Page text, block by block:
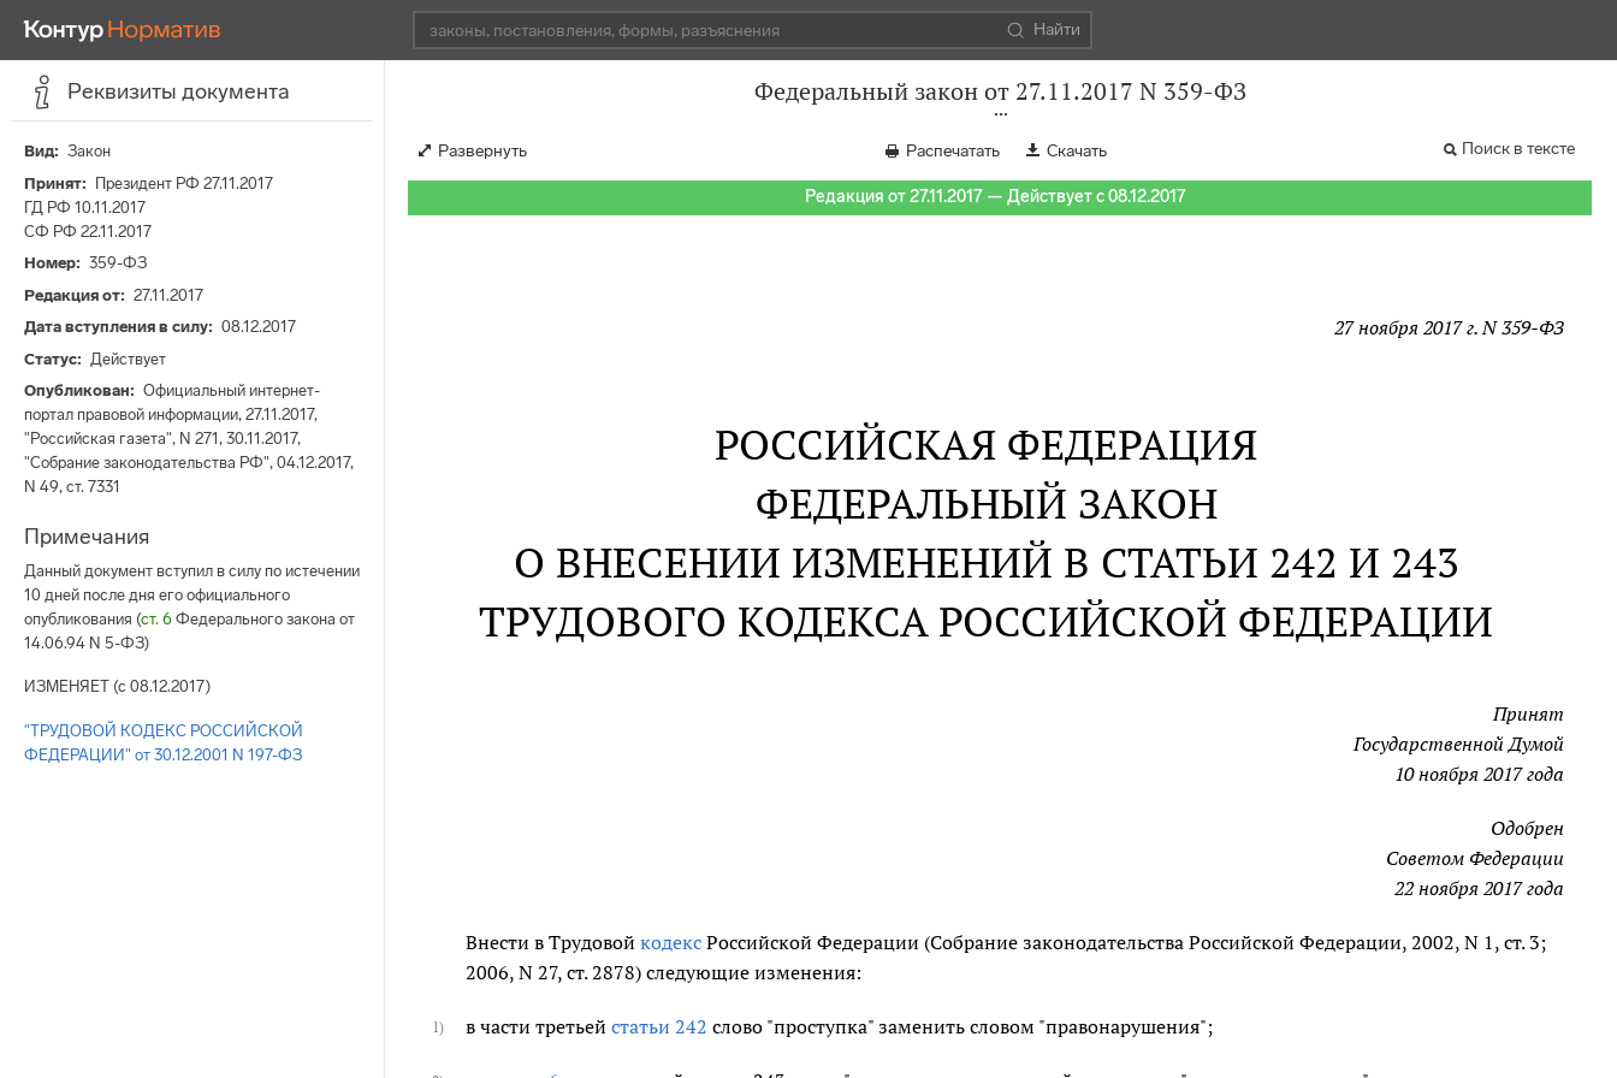
Найти
Реквизиты документа
Вид
Закон
Принят
Президент РФ 27.11.2017
ГД РФ 10.11.2017
СФ РФ 22.11.2017
Номер
359-ФЗ
Редакция от
27.11.2017
Дата вступления в силу
08.12.2017
Статус
Действует
Опубликован
Официальный интернет-
портал правовой информации, 27.11.2017,
"Российская газета", N 271, 30.11.2017,
"Собрание законодательства РФ", 04.12.2017,
N 49, ст. 7331
Примечания
Данный документ вступил в силу по истечении
10 дней после дня его официального
опубликования (ст. 6 Федерального закона от
14.06.94 N 5-ФЗ)
ИЗМЕНЯЕТ (с 08.12.2017)
"ТРУДОВОЙ КОДЕКС РОССИЙСКОЙ
ФЕДЕРАЦИИ" от 30.12.2001 N 197-ФЗ
Федеральный закон от 27.11.2017 N 359-ФЗ
Развернуть Распечатать Скачать Поиск в тексте
Редакция от 27.11.2017 — Действует с 08.12.2017
27 ноября 2017 г. N 359-ФЗ
РОССИЙСКАЯ ФЕДЕРАЦИЯ
ФЕДЕРАЛЬНЫЙ ЗАКОН
О ВНЕСЕНИИ ИЗМЕНЕНИЙ В СТАТЬИ 242 И 243
ТРУДОВОГО КОДЕКСА РОССИЙСКОЙ ФЕДЕРАЦИИ
Принят
Государственной Думой
10 ноября 2017 года
Одобрен
Советом Федерации
22 ноября 2017 года
Внести в Трудовойкодекс Российской Федерации (Собрание законодательства Российской Федерации, 2002, N 1, ст. 3;
2006, N 27, ст. 2878) следующие изменения:
1) в части третьейстатьи 242 слово "проступка" заменить словом "правонарушения";